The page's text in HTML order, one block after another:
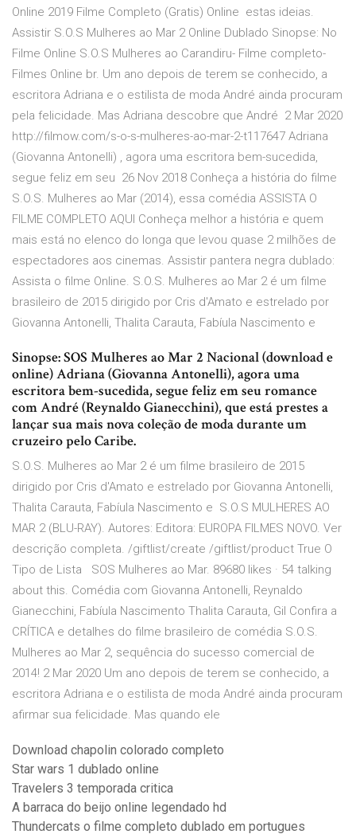
Online 2019 Filme Completo (Gratis) Online estas ideias.
Assistir S.O.S Mulheres ao Mar 2 Online Dublado Sinopse: No
Filme Online S.O.S Mulheres ao Carandiru- Filme completo-
Filmes Online br. Um ano depois de terem se conhecido, a
escritora Adriana e o estilista de moda André ainda procuram
pela felicidade. Mas Adriana descobre que André 2 Mar 2020
http://filmow.com/s-o-s-mulheres-ao-mar-2-t117647 Adriana
(Giovanna Antonelli) , agora uma escritora bem-sucedida,
segue feliz em seu 26 Nov 2018 Conheça a história do filme
S.O.S. Mulheres ao Mar (2014), essa comédia ASSISTA O
FILME COMPLETO AQUI Conheça melhor a história e quem
mais está no elenco do longa que levou quase 2 milhões de
espectadores aos cinemas. Assistir pantera negra dublado:
Assista o filme Online. S.O.S. Mulheres ao Mar 2 é um filme
brasileiro de 2015 dirigido por Cris d'Amato e estrelado por
Giovanna Antonelli, Thalita Carauta, Fabíula Nascimento e
Sinopse: SOS Mulheres ao Mar 2 Nacional (download e
online) Adriana (Giovanna Antonelli), agora uma
escritora bem-sucedida, segue feliz em seu romance
com André (Reynaldo Gianecchini), que está prestes a
lançar sua mais nova coleção de moda durante um
cruzeiro pelo Caribe.
S.O.S. Mulheres ao Mar 2 é um filme brasileiro de 2015
dirigido por Cris d'Amato e estrelado por Giovanna Antonelli,
Thalita Carauta, Fabíula Nascimento e S.O.S MULHERES AO
MAR 2 (BLU-RAY). Autores: Editora: EUROPA FILMES NOVO. Ver
descrição completa. /giftlist/create /giftlist/product True O
Tipo de Lista SOS Mulheres ao Mar. 89680 likes · 54 talking
about this. Comédia com Giovanna Antonelli, Reynaldo
Gianecchini, Fabíula Nascimento Thalita Carauta, Gil Confira a
CRÍTICA e detalhes do filme brasileiro de comédia S.O.S.
Mulheres ao Mar 2, sequência do sucesso comercial de
2014! 2 Mar 2020 Um ano depois de terem se conhecido, a
escritora Adriana e o estilista de moda André ainda procuram
afirmar sua felicidade. Mas quando ele
Download chapolin colorado completo
Star wars 1 dublado online
Travelers 3 temporada critica
A barraca do beijo online legendado hd
Thundercats o filme completo dublado em portugues